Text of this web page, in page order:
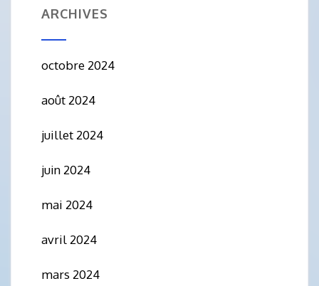
ARCHIVES
octobre 2024
août 2024
juillet 2024
juin 2024
mai 2024
avril 2024
mars 2024